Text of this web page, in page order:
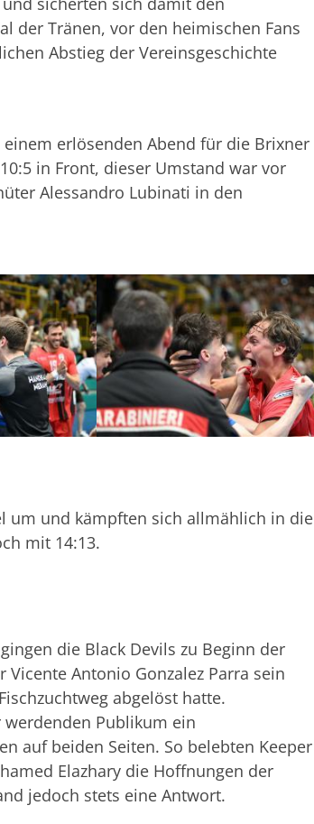
der Tränen, vor den heimischen Fans
Abstieg der Vereinsgeschichte
erlösenden Abend für die Brixner
in Front, dieser Umstand war vor
Alessandro Lubinati in den
um und kämpften sich allmählich in die
mit 14:13.
die Black Devils zu Beginn der
Antonio Gonzalez Parra sein
abgelöst hatte.
Publikum ein
auf beiden Seiten. So belebten Keeper
Elazhary die Hoffnungen der
jedoch stets eine Antwort.